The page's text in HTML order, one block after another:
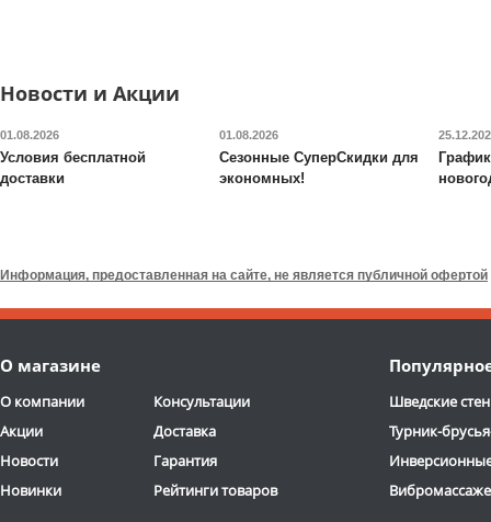
насосом
дня
Доставка:
Новости и Акции
01.08.2026
Условия бесплатной
доставки
01.08.2026
Сезонные СуперСкидки для
экономных!
Информация, предоставленная на сайте, не является публичной офертой
О магазине
О компании
Акции
Новости
Новинки
Консультации
Доставка
Гарантия
Рейтинги товаров
Шведские
Турник-